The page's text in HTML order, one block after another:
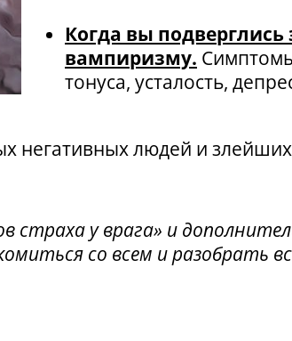
Когда вы подверглись
вампиризму.
тонуса, усталость,
негативных людей и
страха у врага» и
со всем и разобрать